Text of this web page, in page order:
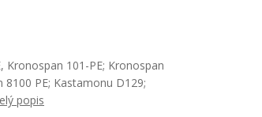
Kronospan 101-PE; Kronospan
8100 PE; Kastamonu D129;
popis